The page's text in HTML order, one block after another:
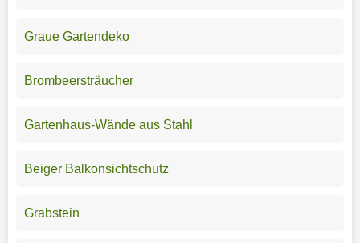
Graue Gartendeko
Brombeersträucher
Gartenhaus-Wände aus Stahl
Beiger Balkonsichtschutz
Grabstein